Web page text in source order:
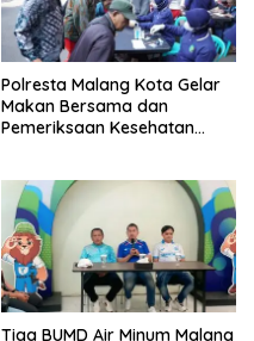
Polresta Malang Kota Gelar
Makan Bersama dan
Pemeriksaan Kesehatan
Tiga BUMD Air Minum Malang